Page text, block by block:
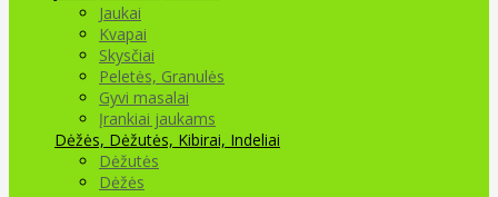
Jaukai
Kvapai
Skysčiai
Peletės, Granulės
Gyvi masalai
Įrankiai jaukams
Dėžės, Dėžutės, Kibirai, Indeliai
Dėžutės
Dėžės